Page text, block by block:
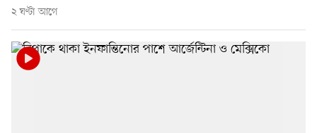
২ ঘণ্টা আগে